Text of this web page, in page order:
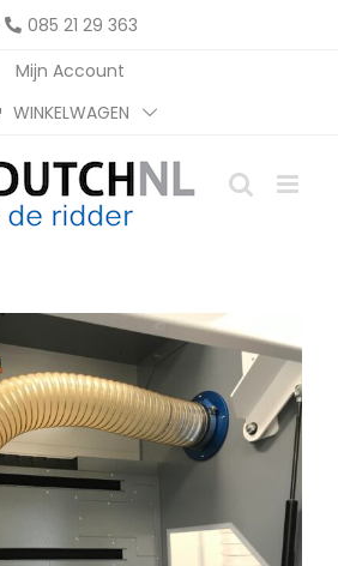
085 21 29 363
Mijn Account
WINKELWAGEN